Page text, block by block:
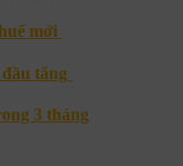
mới
tăng
3 tháng